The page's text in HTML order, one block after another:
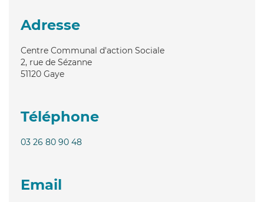
Adresse
Centre Communal d'action Sociale
2, rue de Sézanne
51120 Gaye
Téléphone
03 26 80 90 48
Email